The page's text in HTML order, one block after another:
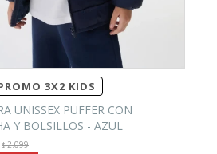
3X2 KIDS
UNISSEX PUFFER CON
Y BOLSILLOS - AZUL
$2.099